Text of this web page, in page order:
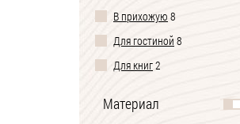
В прихожую 8
Для гостиной 8
Для книг2
Материал